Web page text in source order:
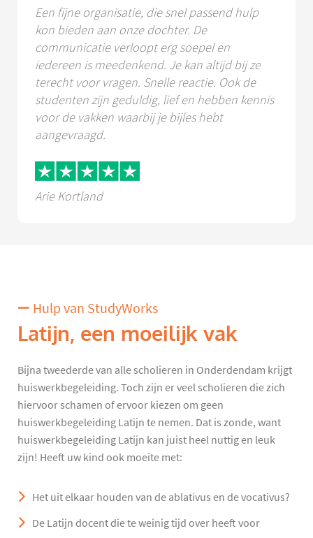
Een fijne organisatie, die snel passend hulp
kon bieden aan onze dochter. De
communicatie verloopt erg soepel en
iedereen is meedenkend. Je kan altijd bij ze
terecht voor vragen. Snelle reactie. Ook de
studenten zijn geduldig, lief en hebben kennis
voor de vakken waarbij je bijles hebt
aangevraagd.
Arie Kortland
Hulp van StudyWorks
Latijn, een moeilijk vak
Bijna tweederde van alle scholieren in Onderdendam krijgt
huiswerkbegeleiding. Toch zijn er veel scholieren die zich
hiervoor schamen of ervoor kiezen om geen
huiswerkbegeleiding Latijn te nemen. Dat is zonde, want
huiswerkbegeleiding Latijn kan juist heel nuttig en leuk
zijn! Heeft uw kind ook moeite met:
Het uit elkaar houden van de ablativus en de vocativus?
De Latijn docent die te weinig tijd over heeft voor